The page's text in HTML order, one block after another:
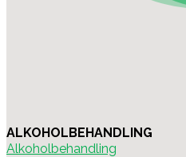
ALKOHOLBEHANDLING
Alkoholbehandling